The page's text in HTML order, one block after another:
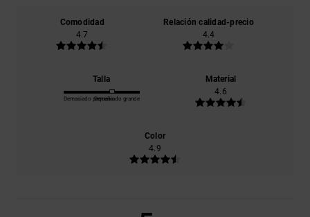
Comodidad
4.7
Relación calidad-precio
4.4
Talla
Demasiado pequeñoDemasiado grande
Material
4.6
Color
4.9